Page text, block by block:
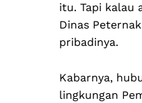
itu. Tapi kalau
Dinas
pribadinya.
Kabarnya,
lingkungan